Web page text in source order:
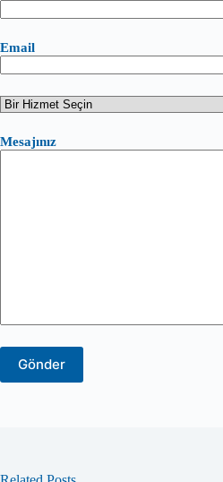
Email
Mesajınız